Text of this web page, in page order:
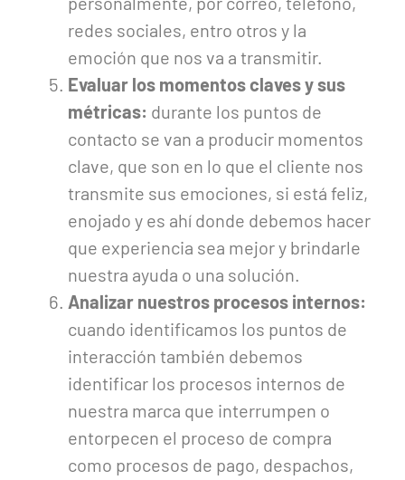
redes sociales, entro otros y la
emoción que nos va a transmitir.
Evaluar los momentos claves y sus
métricas: durante los puntos de
contacto se van a producir momentos
clave, que son en lo que el cliente nos
transmite sus emociones, si está feliz,
enojado y es ahí donde debemos hacer
que experiencia sea mejor y brindarle
nuestra ayuda o una solución.
Analizar nuestros procesos internos:
cuando identificamos los puntos de
interacción también debemos
identificar los procesos internos de
nuestra marca que interrumpen o
entorpecen el proceso de compra
como procesos de pago, despachos,